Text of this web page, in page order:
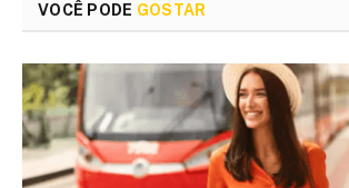
VOCÊ PODE GOSTAR